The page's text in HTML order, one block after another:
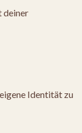
deiner
Identität zu